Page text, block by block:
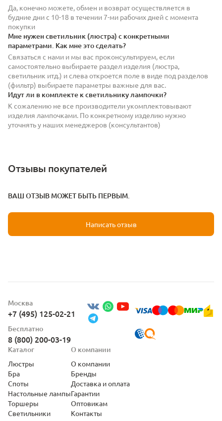
Да, конечно можете, обмен и возврат осуществляется в
будние дни с 10-18 в течении 7-ми рабочих дней с момента
покупки
Мне нужен светильник (люстра) с конкретными
параметрами. Как мне это сделать?
Связаться с нами и мы вас проконсультируем, если
самостоятельно выбираете раздел изделия (люстра,
светильник итд.) и слева откроется поле в виде под разделов
(фильтр) выбираете параметры важные для вас.
Идут ли в комплекте к светильнику лампочки?
К сожалению не все производители укомплектовывают
изделия лампочками. По конкретному изделию нужно
уточнять у наших менеджеров (консультантов)
Отзывы покупателей
ВАШ ОТЗЫВ МОЖЕТ БЫТЬ ПЕРВЫМ.
Написать отзыв
Москва
+7 (495) 125-02-21
Бесплатно
8 (800) 200-03-19
Каталог
Люстры
Бра
Споты
Настольные лампы
Торшеры
Светильники
О компании
О компании
Бренды
Доставка и оплата
Гарантии
Оптовикам
Контакты